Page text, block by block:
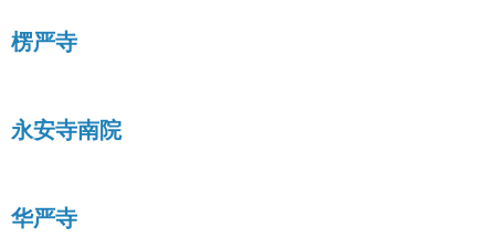
楞严寺
永安寺南院
华严寺